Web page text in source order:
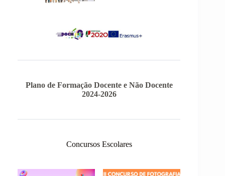
Plano de Formação Docente e Não Docente
2024-2026
Concursos Escolares